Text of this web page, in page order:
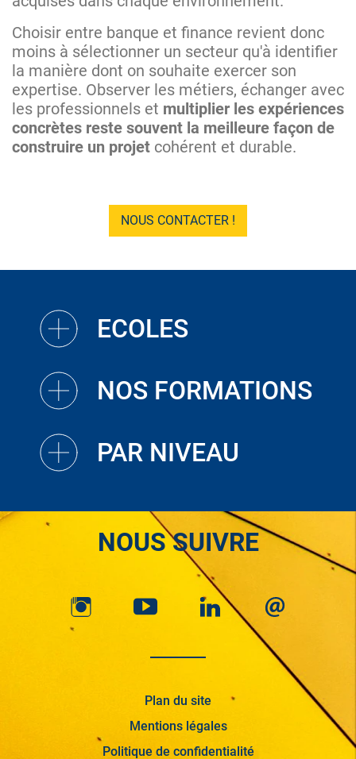
Choisir entre banque et finance revient donc
moins à sélectionner un secteur qu'à identifier
la manière dont on souhaite exercer son
expertise. Observer les métiers, échanger avec
les professionnels et multiplier les expériences
concrètes reste souvent la meilleure façon de
construire un projet cohérent et durable.
NOUS CONTACTER !
ECOLES
NOS FORMATIONS
PAR NIVEAU
NOUS SUIVRE
Plan du site
Mentions légales
Politique de confidentialité